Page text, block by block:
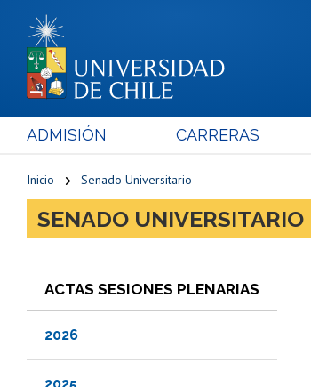
ADMISIÓN CARRERAS
Inicio Senado Universitario
SENADO UNIVERSITARIO
ACTAS SESIONES PLENARIAS
2026
2025